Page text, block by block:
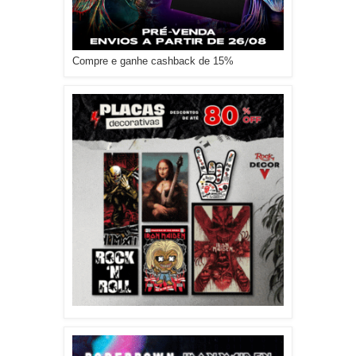
Compre e ganhe cashback de 15%